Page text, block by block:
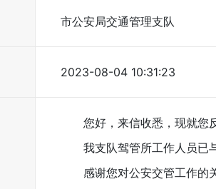
市公安局交通管理支队
2023-08-04 10:31:23
您好，来信收悉，现就您反
我支队驾管所工作人员已与
感谢您对公安交管工作的关